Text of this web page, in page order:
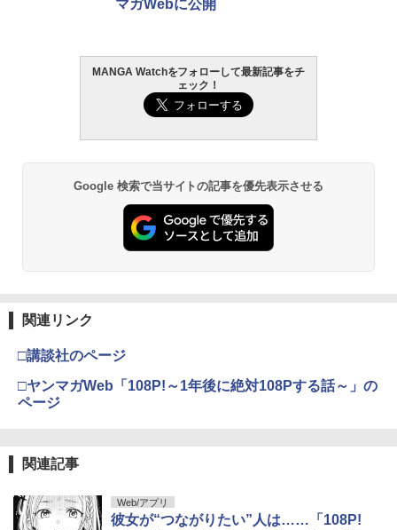
マガWebに公開
MANGA Watchをフォローして最新記事をチ
ェック！
Google 検索で当サイトの記事を優先表示させる
関連リンク
□講談社のページ
□ヤンマガWeb「108P!～1年後に絶対108Pする話～」の
ページ
関連記事
Web/アプリ
彼女が“つながりたい”人は……「108P!